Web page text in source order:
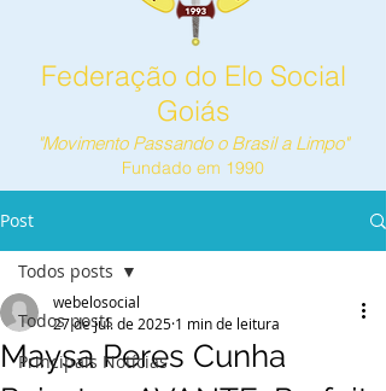
Federação do Elo Social
Goiás
"Movimento Passando o Brasil a Limpo"
Fundado em 1990
Post
Todos posts
Principais Notícias
Todos posts
Maysa Peres Cunha
webelosocial
27 de jul. de 2025 1 min de leitura